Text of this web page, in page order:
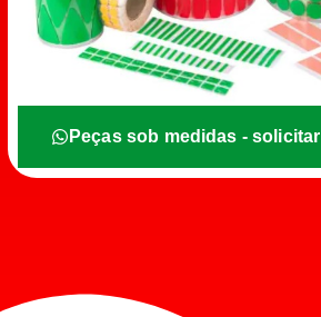
Peças sob medidas - solicitar